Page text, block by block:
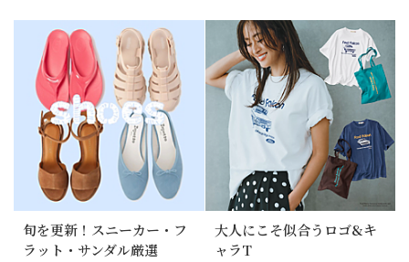
旬を更新！スニーカー・フ
ラット・サンダル厳選
大人にこそ似合うロゴ&キ
ャラT